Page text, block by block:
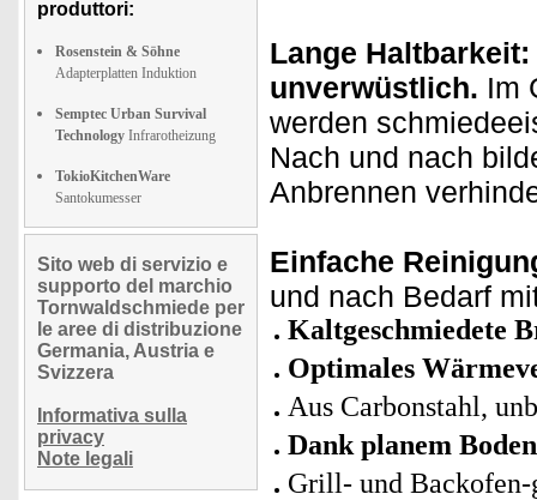
produttori:
Rosenstein & Söhne
Adapterplatten Induktion
Semptec Urban Survival
Technology Infrarotheizung
TokioKitchenWare
Santokumesser
Sito web di servizio e
supporto del marchio
Tornwaldschmiede per
le aree di distribuzione
Germania, Austria e
Svizzera
Informativa sulla
privacy
Note legali
Lange Haltbarkeit:
unverwüstlich. Im
werden
Nach und nach
Anbrennen
Einfache
und nach Bedarf
Kaltgeschmiedete
Optimales
Aus Carbonstahl,
Dank planem
Grill- und Backofen-